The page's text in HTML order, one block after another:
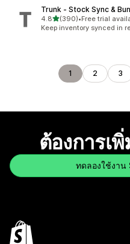
Trunk ‑ Stock Sync &
4.8เต็ม 5 ดาว
(390)
ทั้งหมด 390 รีวิว
•Free trial
Keep inventory synced in
1 2 3
ต้องการเ
ทดลองใช้งาน